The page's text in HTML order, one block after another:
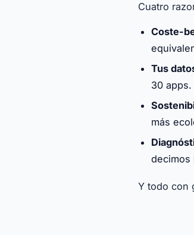
Cuatro
Coste-
Tus
30
más
decimos
Y todo con